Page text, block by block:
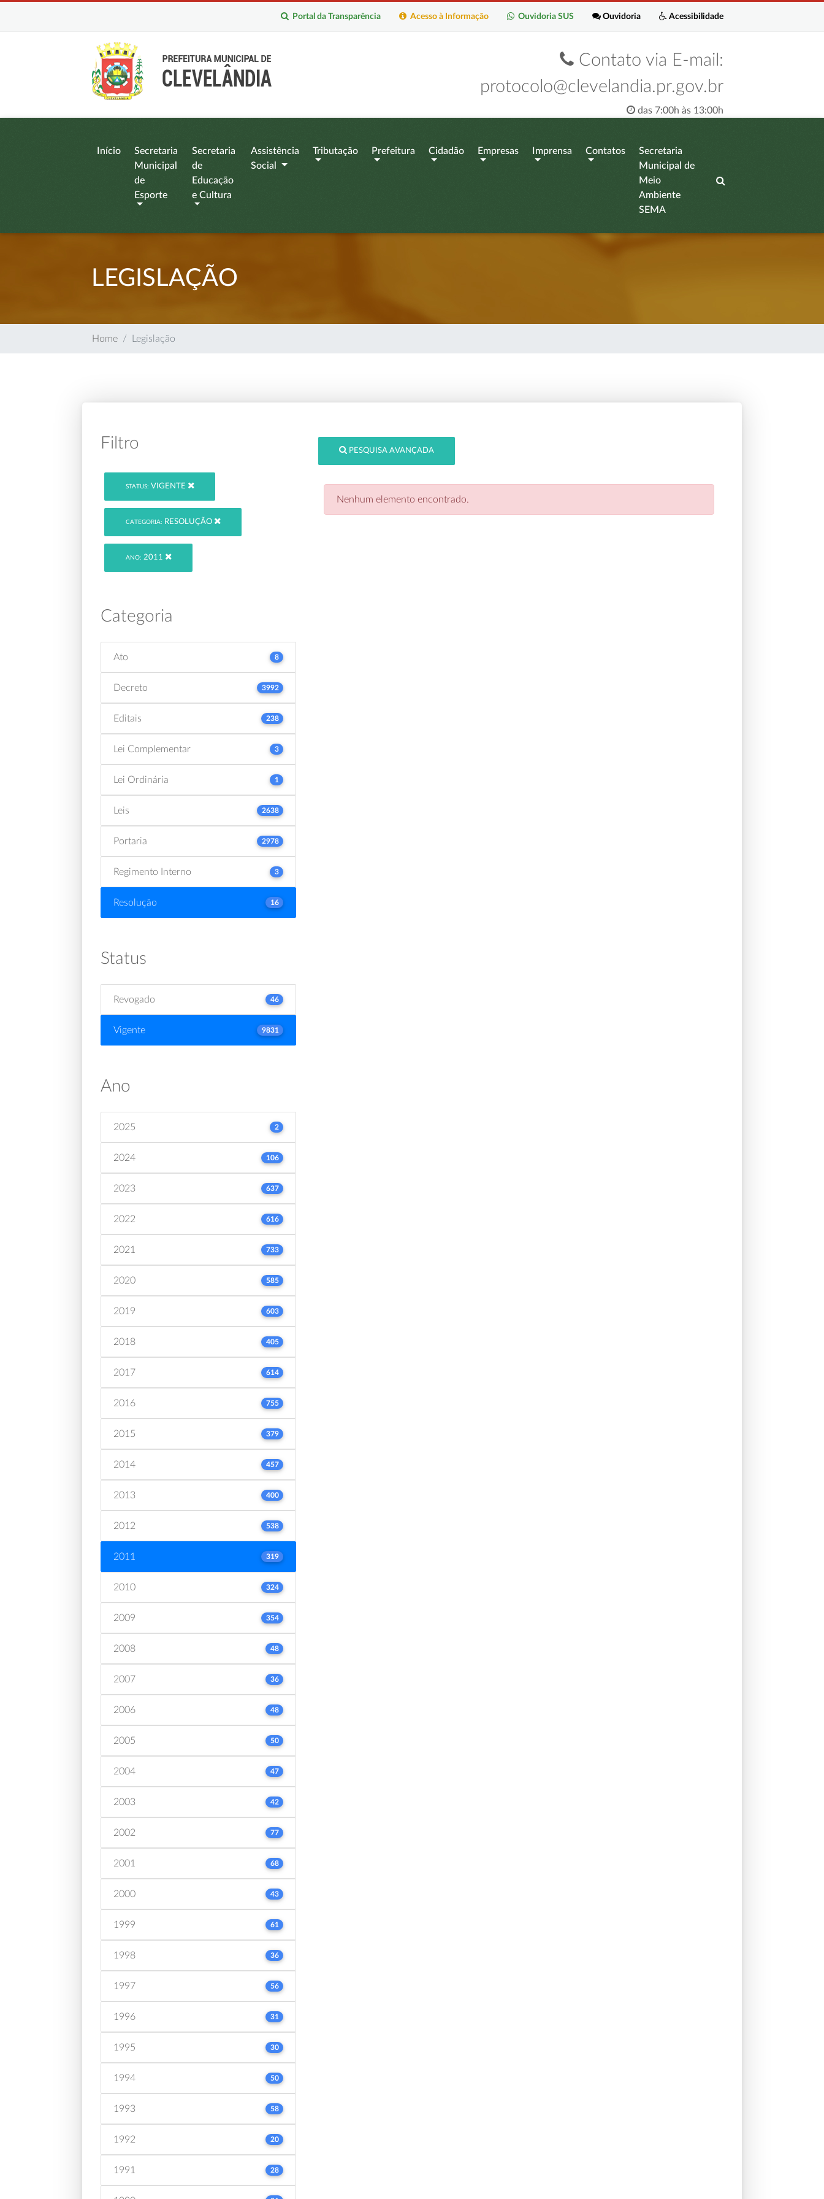
Acessibilidade
Ouvidoria
Ouvidoria SUS
Acesso à Informação
Portal da Transparência
Contato via E-mail:
protocolo@clevelandia.pr.gov.br
das 7:00h às 13:00h
Início
Secretaria
Municipal
de
Esporte
Secretaria
de
Educação
e Cultura
Assistência
Social
Tributação Prefeitura Cidadão Empresas Imprensa Contatos
Secretaria
Municipal de
Meio
Ambiente
SEMA
LEGISLAÇÃO
Home Legislação
Filtro
STATUS: VIGENTE
CATEGORIA: RESOLUÇÃO
ANO: 2011
Categoria
Ato 8
Decreto 3992
Editais 238
Lei Complementar 3
Lei Ordinária 1
Leis 2638
Portaria 2978
Regimento Interno 3
Resolução 16
Status
Revogado 46
Vigente 9831
Ano
2025 2
2024 106
2023 637
2022 616
2021 733
2020 585
2019 603
2018 405
2017 614
2016 755
2015 379
2014 457
2013 400
2012 538
2011 319
2010 324
2009 354
2008 48
2007 36
2006 48
2005 50
2004 47
2003 42
2002 77
2001 68
2000 43
1999 61
1998 36
1997 56
1996 31
1995 30
1994 50
1993 58
1992 20
1991 28
PESQUISA AVANÇADA
Nenhum elemento encontrado.